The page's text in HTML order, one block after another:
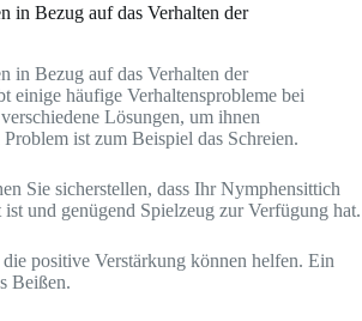
in Bezug auf das Verhalten der
in Bezug auf das Verhalten der
einige häufige Verhaltensprobleme bei
Lösungen, um ihnen
ist zum Beispiel das Schreien.
Sie sicherstellen, dass Ihr Nymphensittich
ist und genügend Spielzeug zur Verfügung hat.
positive Verstärkung können helfen. Ein
Beißen.